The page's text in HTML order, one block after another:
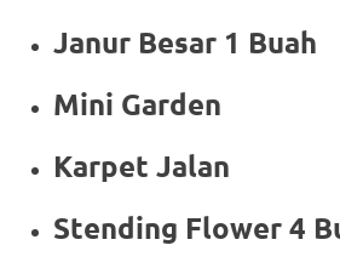
Janur Besar 1 Buah
Mini Garden
Karpet Jalan
Stending Flower 4